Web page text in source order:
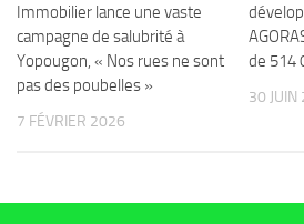
Immobilier lance une vaste
campagne de salubrité à
Yopougon, « Nos rues ne sont
pas des poubelles »
7 FÉVRIER 2026
de 514
30 JUIN